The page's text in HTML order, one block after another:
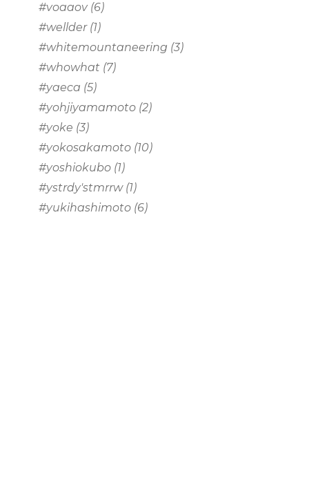
#voaaov(6)
#wellder(1)
#whitemountaneering (3)
#whowhat (7)
#yaeca (5)
#yohjiyamamoto (2)
#yoke (3)
#yokosakamoto (10)
#yoshiokubo (1)
#ystrdy'stmrrw(1)
#yukihashimoto (6)